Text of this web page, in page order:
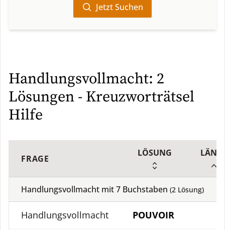
Jetzt Suchen
Handlungsvollmacht: 2
Lösungen - Kreuzworträtsel
Hilfe
FRAGE
LÖSUNG
Handlungsvollmacht mit7 Buchstaben (2 Lösung)
Handlungsvollmacht POUVOIR